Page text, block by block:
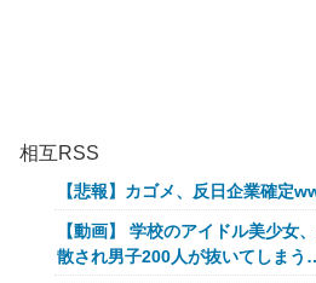
相互RSS
【悲報】カゴメ、反日企業確定
【動画】 学校のアイドル美少女
散され男子200人が抜いてしまう